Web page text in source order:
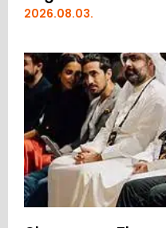
2026.08.03.